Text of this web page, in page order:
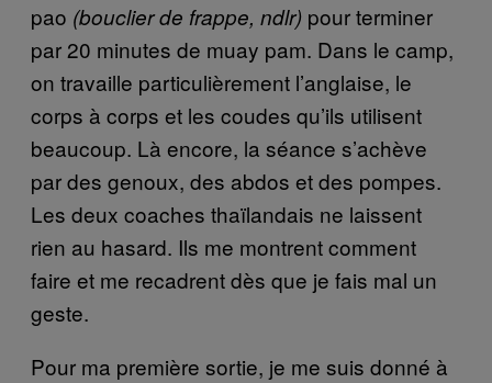
pao (bouclier de frappe, ndlr) pour terminer
par 20 minutes de muay pam. Dans le camp,
on travaille particulièrement l’anglaise, le
corps à corps et les coudes qu’ils utilisent
beaucoup. Là encore, la séance s’achève
par des genoux, des abdos et des pompes.
Les deux coaches thaïlandais ne laissent
rien au hasard. Ils me montrent comment
faire et me recadrent dès que je fais mal un
geste.
Pour ma première sortie, je me suis donné à